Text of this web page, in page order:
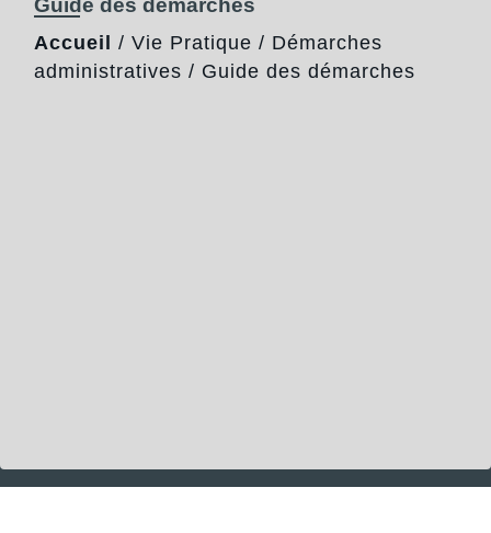
Guide des démarches
Accueil / Vie Pratique / Démarches
administratives / Guide des démarches